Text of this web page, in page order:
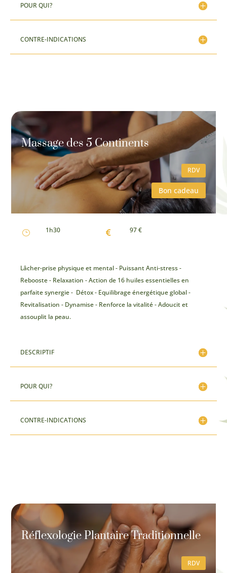
POUR QUI?
CONTRE-INDICATIONS
Massage des 5 Continents
RDV
Bon cadeau
} 1h30  97 €
Lâcher-prise physique et mental - Puissant Anti-stress -
Rebooste - Relaxation - Action de 16 huiles essentielles en
parfaite synergie - Détox - Equilibrage énergétique global -
Revitalisation - Dynamise - Renforce la vitalité - Adoucit et
assouplit la peau.
DESCRIPTIF
POUR QUI?
CONTRE-INDICATIONS
Réflexologie Plantaire Traditionnelle
RDV